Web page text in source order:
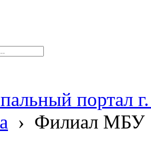
портал
› Филиал МБУ